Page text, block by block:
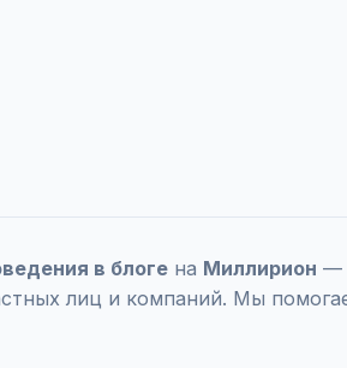
в блоге на Миллирион —
лиц и компаний. Мы